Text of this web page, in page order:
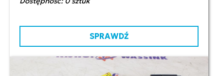
SPRAWDŹ